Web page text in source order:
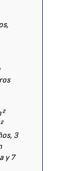
3
y 7